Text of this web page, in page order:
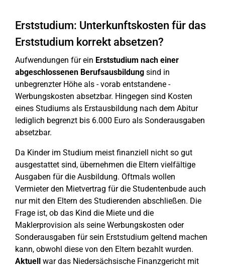
Erststudium: Unterkunftskosten für das
Erststudium korrekt absetzen?
Aufwendungen für ein Erststudium nach einer
abgeschlossenen Berufsausbildung sind in
unbegrenzter Höhe als - vorab entstandene -
Werbungskosten absetzbar. Hingegen sind Kosten
eines Studiums als Erstausbildung nach dem Abitur
lediglich begrenzt bis 6.000 Euro als Sonderausgaben
absetzbar.
Da Kinder im Studium meist finanziell nicht so gut
ausgestattet sind, übernehmen die Eltern vielfältige
Ausgaben für die Ausbildung. Oftmals wollen
Vermieter den Mietvertrag für die Studentenbude auch
nur mit den Eltern des Studierenden abschließen. Die
Frage ist, ob das Kind die Miete und die
Maklerprovision als seine Werbungskosten oder
Sonderausgaben für sein Erststudium geltend machen
kann, obwohl diese von den Eltern bezahlt wurden.
Aktuell war das Niedersächsische Finanzgericht mit